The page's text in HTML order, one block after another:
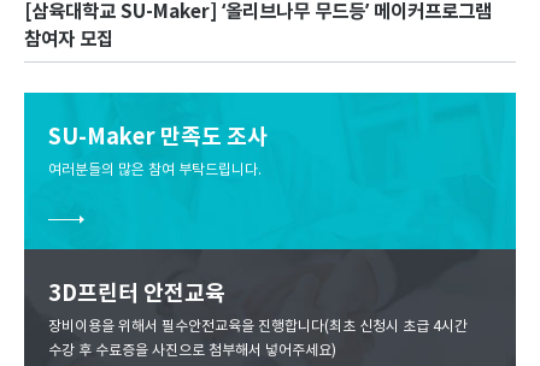
[삼육대학교 SU-Maker] ‘올리브나무 무드등’ 메이커프로그램
참여자 모집
SU-Maker 만족도 조사
여러분들의 많은 참여 부탁드립니다.
3D프린터 안전교육
장비이용을 위해서 필수안전교육을 진행합니다(최초 신청시 초급 4시간
수강 후 수료증을 사진으로 첨부해서 넣어주세요)